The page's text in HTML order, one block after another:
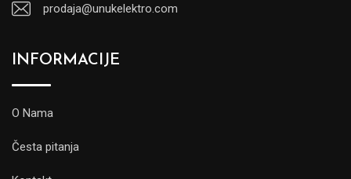
prodaja@unukelektro.com
INFORMACIJE
O Nama
Česta pitanja